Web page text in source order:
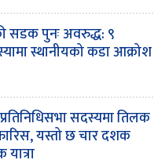
सडक पुनः अवरुद्ध: ९
स्थानीयको कडा आक्रोश
सदस्यमा तिलक
यस्तो छ चार दशक